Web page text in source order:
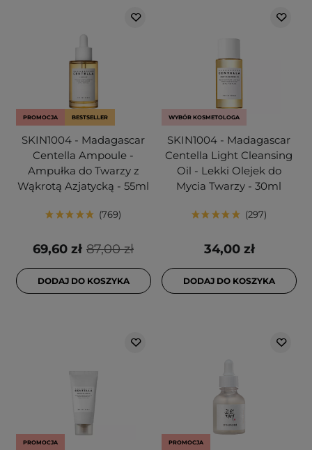
PROMOCJA BESTSELLER
SKIN1004 - Madagascar
Centella Ampoule -
Ampułka do Twarzy z
Wąkrotą Azjatycką - 55ml
769
87,00 zł
69,60 zł
DODAJ DO KOSZYKA
WYBÓR KOSMETOLOGA
SKIN1004 - Madagascar
Centella Light Cleansing
Oil - Lekki Olejek do
Mycia Twarzy - 30ml
297
34,00 zł
DODAJ DO KOSZYKA
PROMOCJA PROMOCJA